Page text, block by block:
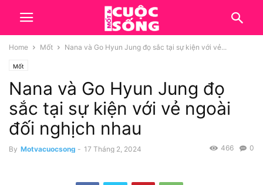
Home Mốt Nana và Go Hyun Jung đọ sắc tại sự kiện với vẻ...
Mốt
Nana và Go Hyun Jung đọ
sắc tại sự kiện với vẻ ngoài
đối nghịch nhau
By Motvacuocsong - 17 Tháng 2, 2024 0
466